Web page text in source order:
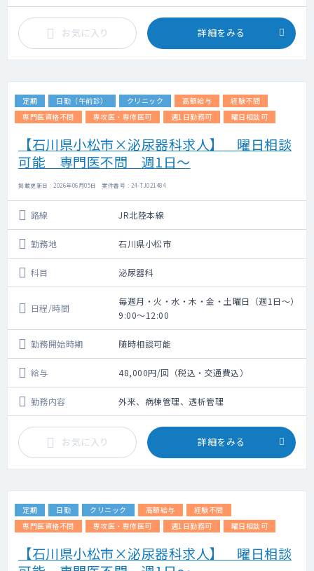
お気に入り 詳細をみる
定期 日勤（午前診） クリニック 高額給与
経験不問
専門医資格不問
専攻医・専修医可 週1日勤務可 曜日相談可
【石川県小松市×泌尿器科求人】 曜日相談
可能 専門医不問 週1日～
掲載更新日 : 2026年06月05日 案件番号 : 24-TJ021484
路線 JR北陸本線
勤務地 石川県小松市
科目 泌尿器科
日程/時間
毎週月・火・水・木・金・土曜日（週1日～）
9:00～12:00
勤務開始時期 随時相談可能
給与 48,000円/回（税込・交通費込）
勤務内容 外来、病棟管理、透析管理
お気に入り 詳細をみる
定期 日勤 クリニック 高額給与
経験不問
専門医資格不問
専攻医・専修医可 週1日勤務可 曜日相談可
【石川県小松市×泌尿器科求人】 曜日相談